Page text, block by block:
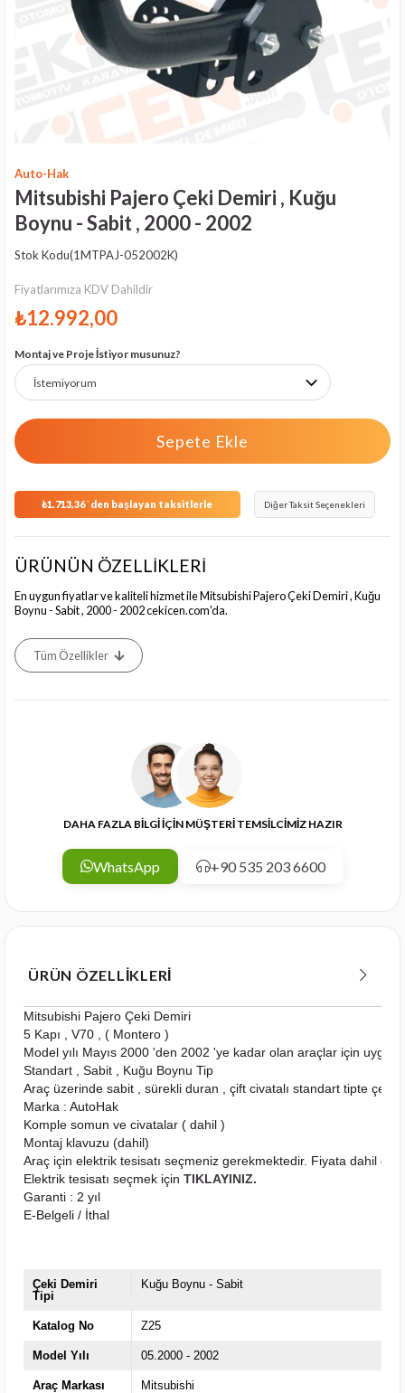
Auto-Hak
Mitsubishi Pajero Çeki Demiri , Kuğu
Boynu - Sabit , 2000 - 2002
Stok Kodu(1MTPAJ-052002K)
Fiyatlarımıza KDV Dahildir
₺12.992,00
Montaj ve Proje İstiyor musunuz?
₺1.713,36`den başlayan taksitlerle Diğer Taksit Seçenekleri
ÜRÜNÜN ÖZELLİKLERİ
En uygun fiyatlar ve kaliteli hizmet ile Mitsubishi Pajero Çeki Demiri , Kuğu
Boynu - Sabit , 2000 - 2002 cekicen.com'da.
Tüm Özellikler
DAHA FAZLA BİLGİ İÇİN MÜŞTERİ TEMSİLCİMİZ HAZIR
WhatsApp +90 535 203 6600
ÜRÜN ÖZELLIKLERI
Mitsubishi Pajero Çeki Demiri
5 Kapı , V70 , ( Montero )
Model yılı Mayıs 2000 'den 2002 'ye kadar olan araçlar için
Standart , Sabit , Kuğu Boynu Tip
Araç üzerinde sabit , sürekli duran , çift civatalı standart tipte çeki
Marka : AutoHak
Komple somun ve civatalar ( dahil )
Montaj klavuzu (dahil)
Araç için elektrik tesisatı seçmeniz gerekmektedir. Fiyata dahil
Elektrik tesisatı seçmek için TIKLAYINIZ.
Garanti : 2 yıl
E-Belgeli / İthal
Çeki Demiri
Tipi
Kuğu Boynu - Sabit
Katalog No Z25
Model Yılı 05.2000 - 2002
Araç Markası Mitsubishi